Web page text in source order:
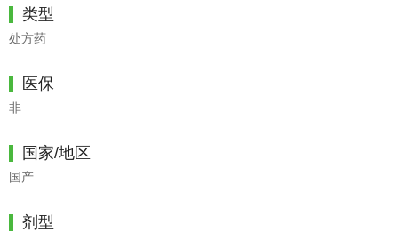
类型
处方药
医保
非
国家/地区
国产
剂型